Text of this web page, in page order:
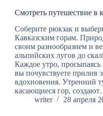
Смотреть путешествие в
Соберите рюкзак и
Кавказским горам.
своим разнообразием и
альпийских лугов до
Каждое утро, просыпаясь
вы почувствуете прилив
вдохновения. Утренний
касающиеся гор,
writer
28 апреля